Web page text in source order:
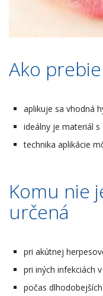
Ako
aplikuje sa vhodná
ideálny je materiál
technika aplikácie
Komu nie
určená
pri akútnej
pri iných infekciách
počas